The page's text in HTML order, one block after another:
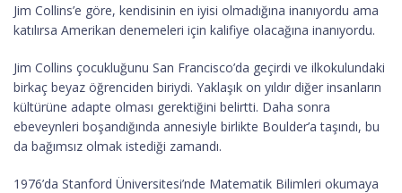
Jim Collins’e göre, kendisinin en iyisi olmadığına inanıyordu ama
katılırsa Amerikan denemeleri için kalifiye olacağına inanıyordu.
Jim Collins çocukluğunu San Francisco’da geçirdi ve ilkokulundaki
birkaç beyaz öğrenciden biriydi. Yaklaşık on yıldır diğer insanların
kültürüne adapte olması gerektiğini belirtti. Daha sonra
ebeveynleri boşandığında annesiyle birlikte Boulder’a taşındı, bu
da bağımsız olmak istediği zamandı.
1976’da Stanford Üniversitesi’nde Matematik Bilimleri okumaya